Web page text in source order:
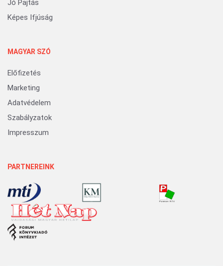
Jó Pajtás
Képes Ifjúság
MAGYAR SZÓ
Előfizetés
Marketing
Adatvédelem
Szabályzatok
Impresszum
PARTNEREINK